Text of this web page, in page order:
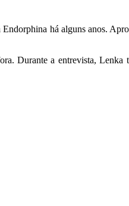
há alguns anos.
Durante a entrevista, Lenka